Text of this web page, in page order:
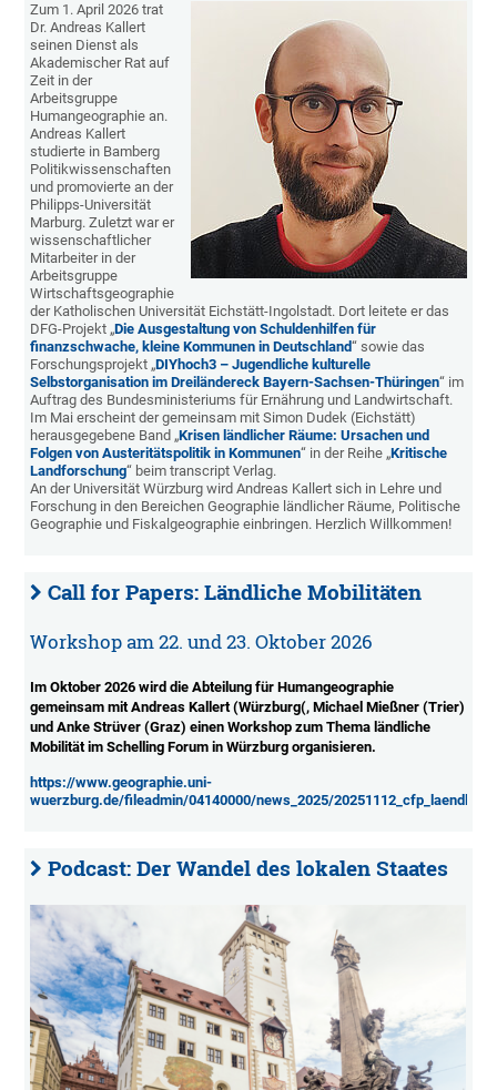
Zum 1. April 2026 trat
Dr. Andreas Kallert
seinen Dienst als
Akademischer Rat auf
Zeit in der
Arbeitsgruppe
Humangeographie an.
Andreas Kallert
studierte in Bamberg
Politikwissenschaften
und promovierte an der
Philipps-Universität
Marburg. Zuletzt war er
wissenschaftlicher
Mitarbeiter in der
Arbeitsgruppe
Wirtschaftsgeographie
der Katholischen Universität Eichstätt-Ingolstadt. Dort leitete er das
DFG-Projekt „Die Ausgestaltung von Schuldenhilfen für
finanzschwache, kleine Kommunen in Deutschland“ sowie das
Forschungsprojekt „DIYhoch3 – Jugendliche kulturelle
Selbstorganisation im Dreiländereck Bayern-Sachsen-Thüringen“ im
Auftrag des Bundesministeriums für Ernährung und Landwirtschaft.
Im Mai erscheint der gemeinsam mit Simon Dudek (Eichstätt)
herausgegebene Band „Krisen ländlicher Räume: Ursachen und
Folgen von Austeritätspolitik in Kommunen“ in der Reihe „Kritische
Landforschung“ beim transcript Verlag.
An der Universität Würzburg wird Andreas Kallert sich in Lehre und
Forschung in den Bereichen Geographie ländlicher Räume, Politische
Geographie und Fiskalgeographie einbringen. Herzlich Willkommen!
Call for Papers: Ländliche Mobilitäten
Workshop am 22. und 23. Oktober 2026
Im Oktober 2026 wird die Abteilung für Humangeographie
gemeinsam mit Andreas Kallert (Würzburg(, Michael Mießner (Trier)
und Anke Strüver (Graz) einen Workshop zum Thema ländliche
Mobilität im Schelling Forum in Würzburg organisieren.
https://www.geographie.uni-
wuerzburg.de/fileadmin/04140000/news_2025/
Podcast: Der Wandel des lokalen Staates